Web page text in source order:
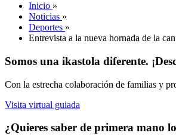
Inicio »
Noticias »
Deportes »
Entrevista a la nueva hornada de la
Somos una ikastola diferente.
Con la estrecha colaboración de familias y
Visita virtual guiada
¿Quieres saber de primera mano